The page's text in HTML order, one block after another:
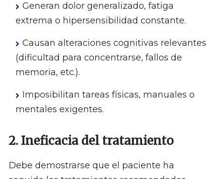
Generan dolor generalizado, fatiga
extrema o hipersensibilidad constante.
Causan alteraciones cognitivas relevantes
(dificultad para concentrarse, fallos de
memoria, etc.).
Imposibilitan tareas físicas, manuales o
mentales exigentes.
2. Ineficacia del tratamiento
Debe demostrarse que el paciente ha